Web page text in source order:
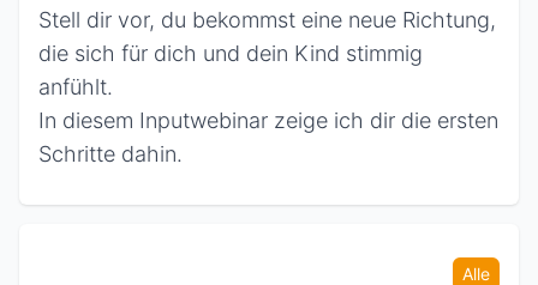
Stell dir vor, du bekommst eine neue Richtung,
die sich für dich und dein Kind stimmig
anfühlt.
In diesem Inputwebinar zeige ich dir die ersten
Schritte dahin.
Alle